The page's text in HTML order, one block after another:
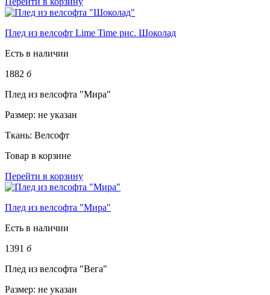
Плед из велсофт Lime Time рис. Шоколад
Есть в наличии
1882 б
Плед из велсофта "Мира"
Размер: не указан
Ткань: Велсофт
Товар в корзине
Перейти в корзину
Плед из велсофта "Мира"
Есть в наличии
1391 б
Плед из велсофта "Вега"
Размер: не указан